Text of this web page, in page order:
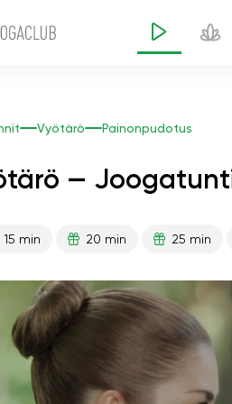
Vyötärö Painonpudotus
—
15 min 20 min 25 min